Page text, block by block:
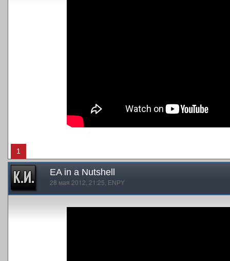
1
EA in a Nutshell
28 мая 2012, 21:25, ENPY